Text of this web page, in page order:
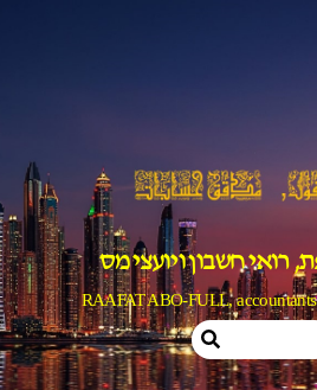
רואי חשבון ויועצי מס
RAAFAT ABO-FULL,